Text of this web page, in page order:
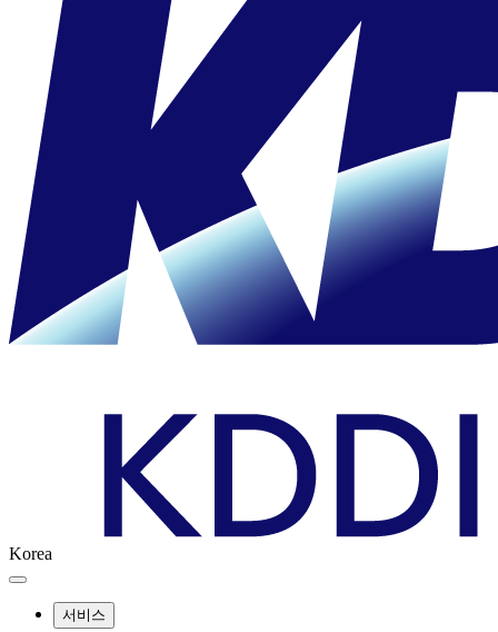
Korea
서비스